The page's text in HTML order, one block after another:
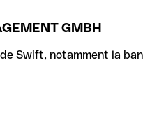
GMBH
Swift, notamment la